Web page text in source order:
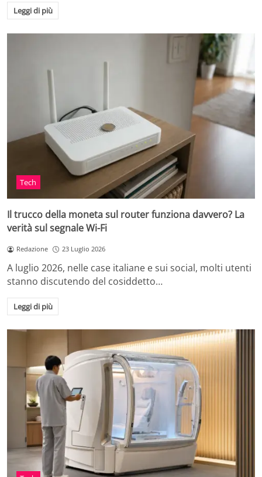
Leggi di più
Tech
Il trucco della moneta sul router funziona davvero? La
verità sul segnale Wi-Fi
Redazione 23 Luglio 2026
A luglio 2026, nelle case italiane e sui social, molti utenti
stanno discutendo del cosiddetto…
Leggi di più